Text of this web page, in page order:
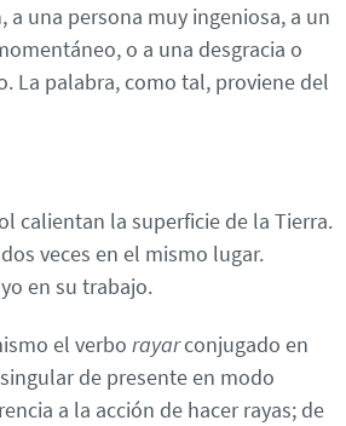
a una persona muy ingeniosa, a un
o a una desgracia o
La palabra, como tal, proviene del
calientan la superficie de la Tierra.
veces en el mismo lugar.
en su trabajo.
el verbo rayarconjugado en
de presente en modo
a la acción de hacer rayas; de